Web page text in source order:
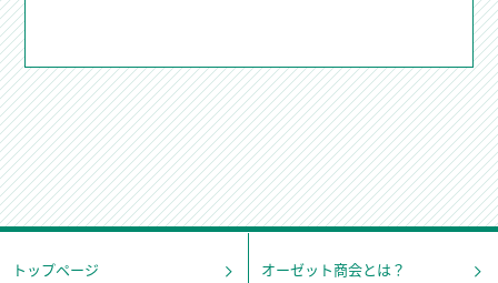
トップページ オーゼット商会とは？